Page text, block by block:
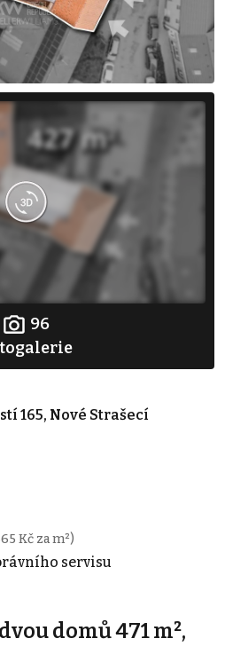
96
165, Nové Strašecí
Kč za m²)
servisu
domů 471 m²,